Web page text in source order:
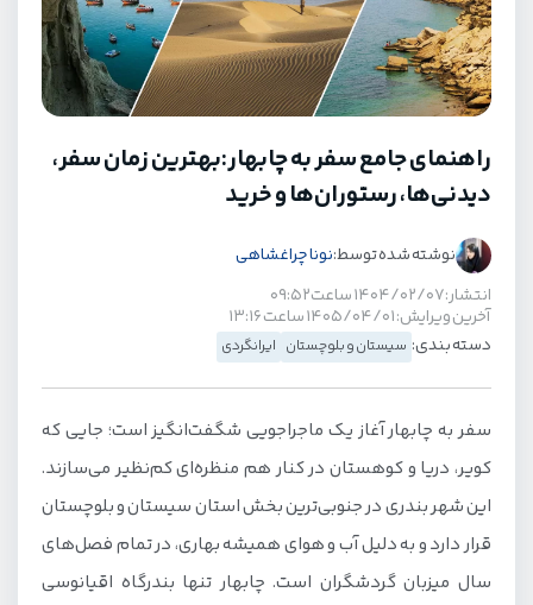
راهنمای جامع سفر به چابهار:بهترین زمان سفر،
دیدنی‌ها، رستوران‌ها و خرید
نوشته شده توسط:نونا چراغشاهی
انتشار: ۱۴۰۴/۰۲/۰۷ ساعت ۰۹:۵۲
آخرین ویرایش: ۱۴۰۵/۰۴/۰۱ ساعت ۱۳:۱۶
دسته بندی: سیستان و بلوچستان ایرانگردی
سفر به چابهار آغاز یک ماجراجویی شگفت‌انگیز است؛ جایی که
کویر، دریا و کوهستان در کنار هم منظره‌ای کم‌نظیر می‌سازند.
این شهر بندری در جنوبی‌ترین بخش استان سیستان و بلوچستان
قرار دارد و به دلیل آب و هوای همیشه بهاری، در تمام فصل‌های
سال میزبان گردشگران است. چابهار تنها بندر‌گاه اقیانوسی